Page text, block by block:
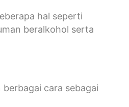
hal seperti
beralkohol serta
cara sebagai